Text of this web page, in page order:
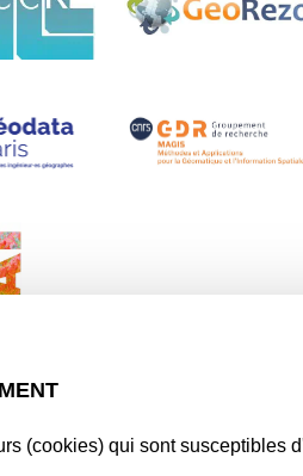
(cookies) qui sont susceptibles